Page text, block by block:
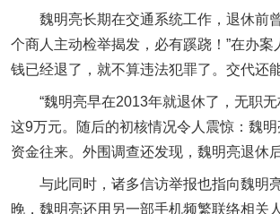
魏明亮长期在交通系统工作，退休前曾
个商人主动检举揭发，必有蹊跷！”在办
钱已经退了，就不算违法犯罪了。交代还
“魏明亮早在2013年就退休了，无职无
这9万元。随后的初核情况令人震惊：魏
资金往来。外围调查还发现，魏明亮退休
与此同时，诸多信访举报也指向魏明亮
晚，魏明亮还用另一部手机频繁联络相关